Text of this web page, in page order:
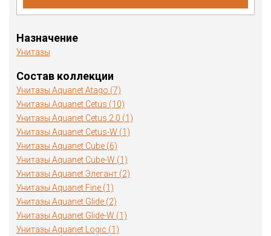
Назначение
Унитазы
Состав коллекции
Унитазы Aquanet Atago (7)
Унитазы Aquanet Cetus (10)
Унитазы Aquanet Cetus 2.0 (1)
Унитазы Aquanet Cetus-W (1)
Унитазы Aquanet Cube (6)
Унитазы Aquanet Cube-W (1)
Унитазы Aquanet Элегант (2)
Унитазы Aquanet Fine (1)
Унитазы Aquanet Glide (2)
Унитазы Aquanet Glide-W (1)
Унитазы Aquanet Logic (1)